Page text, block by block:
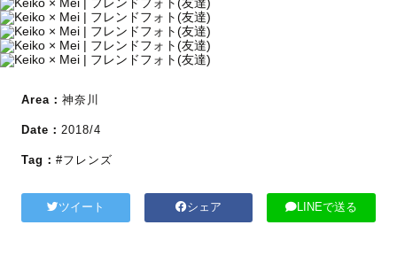
Area： 神奈川
Date： 2018/4
Tag： #フレンズ
ツイート シェア LINEで送る